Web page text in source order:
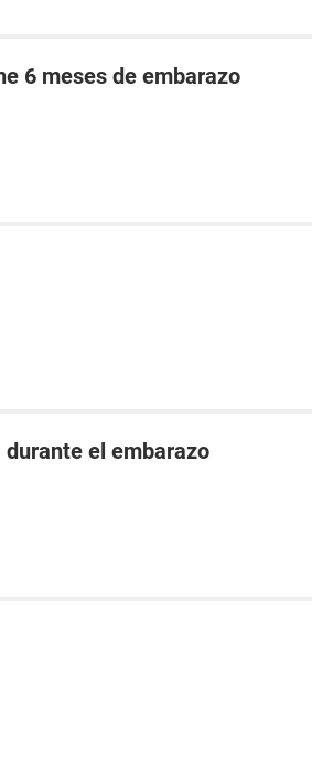
6 meses de embarazo
el embarazo